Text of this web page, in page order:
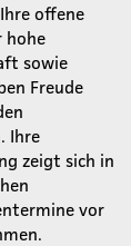
offene
hohe
sowie
Freude
Ihre
zeigt sich in
vor